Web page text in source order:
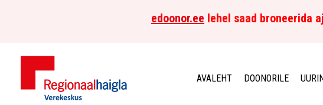
edoonor.ee lehel saad broneerida
AVALEHT DOONORILE